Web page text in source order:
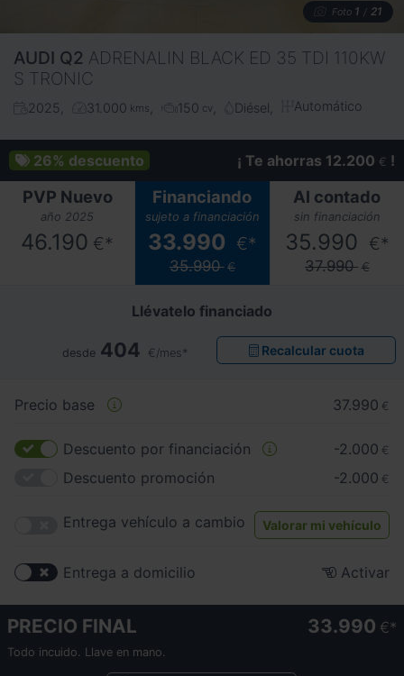
Foto 1 / 21
AUDI Q2 ADRENALIN BLACK ED 35 TDI 110KW
S TRONIC
2025 31.000 kms 150 cv Diésel Automático
26% descuento ¡ Te ahorras 12.200 € !
PVP Nuevo
año 2025
46.190 €*
Financiando
sujeto a financiación
33.990 €*
35.990 €
Al contado
sin financiación
35.990 €*
37.990 €
Llévatelo financiado
desde 404 €/mes* Recalcular cuota
Precio base 37.990 €
Descuento por financiación -2.000 €
Descuento promoción -2.000 €
Entrega vehículo a cambio Valorar mi vehículo
Entrega a domicilio Activar
PRECIO FINAL 33.990 €
Todo incuido. Llave en mano.